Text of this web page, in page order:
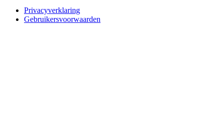
Privacyverklaring
Gebruikersvoorwaarden